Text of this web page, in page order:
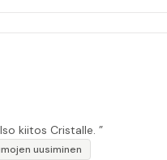
“Huolellinen työ, hyvä lopputulos. Viestintä toimii, pysyi aikataulussa. Iso kiitos Cristalle. ”
uusiminen